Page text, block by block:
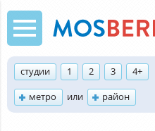
студии 1 2 3 4+
метро
или район